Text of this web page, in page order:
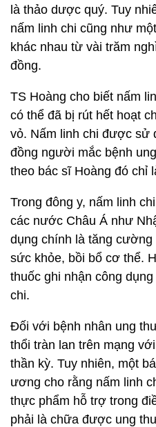
là thảo dược quý. Tuy
nấm linh chi cũng như
khác nhau từ vài trăm
đồng.
TS Hoàng cho biết nấm
có thể đã bị rút hết hoạt
vỏ. Nấm linh chi được sử
đồng người mắc bệnh
theo bác sĩ Hoàng đó chỉ
Trong đông y, nấm linh
các nước Châu Á như
dụng chính là tăng
sức khỏe, bồi bổ cơ thể.
thuốc ghi nhận công
chi.
Đối với bệnh nhân ung
thổi tràn lan trên mạng
thần kỳ. Tuy nhiên, một
ương cho rằng nấm linh
thực phẩm hỗ trợ trong
phải là chữa được ung